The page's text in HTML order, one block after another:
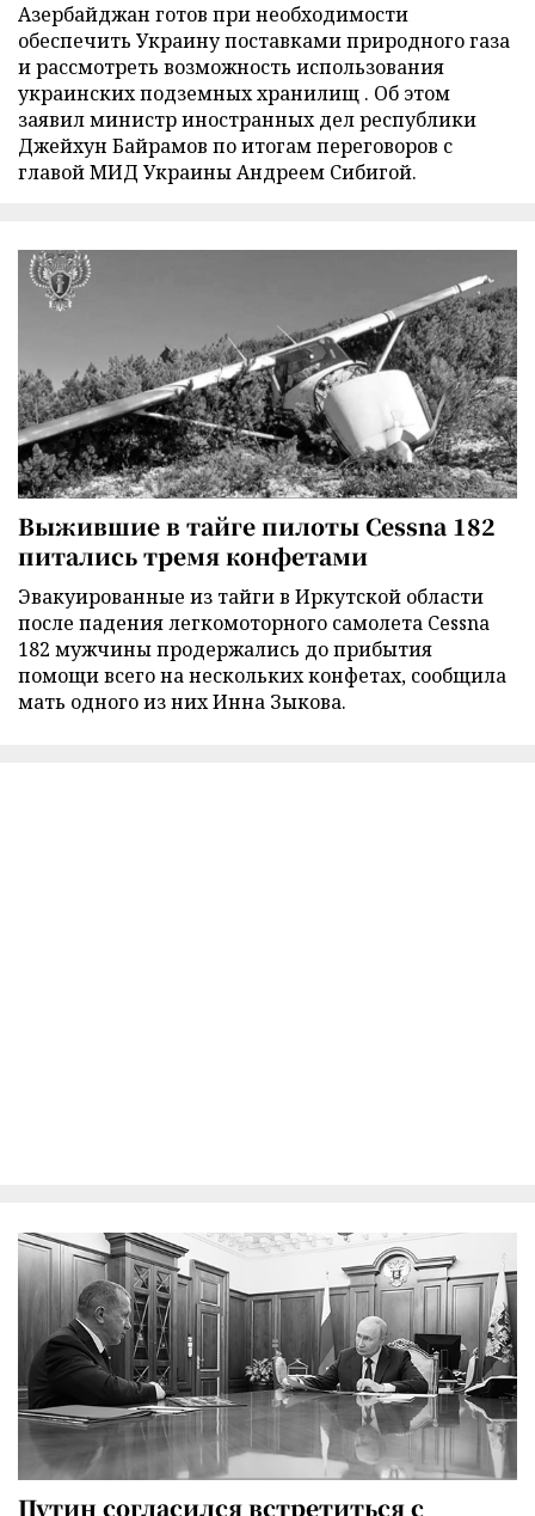
Азербайджан готов при необходимости
обеспечить Украину поставками природного газа
и рассмотреть возможность использования
украинских подземных хранилищ . Об этом
заявил министр иностранных дел республики
Джейхун Байрамов по итогам переговоров с
главой МИД Украины Андреем Сибигой.
Выжившие в тайге пилоты Cessna 182
питались тремя конфетами
Эвакуированные из тайги в Иркутской области
после падения легкомоторного самолета Cessna
182 мужчины продержались до прибытия
помощи всего на нескольких конфетах, сообщила
мать одного из них Инна Зыкова.
Путин согласился встретиться с